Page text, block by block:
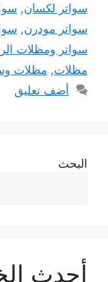
سواتر لكسان,
سواتر مودرن,
سواتر ومظلات
مظلات, مظلات
أضف تعليق
البحث
أحدث